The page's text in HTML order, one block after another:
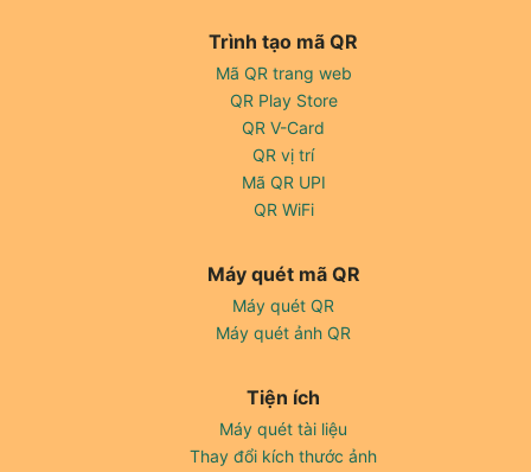
Trình tạo mã QR
Mã QR trang web
QR Play Store
QR V-Card
QR vị trí
Mã QR UPI
QR WiFi
Máy quét mã QR
Máy quét QR
Máy quét ảnh QR
Tiện ích
Máy quét tài liệu
Thay đổi kích thước ảnh